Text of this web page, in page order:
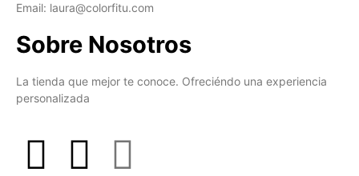
Email: laura@colorfitu.com
Sobre Nosotros
La tienda que mejor te conoce. Ofreciéndo una experiencia
personalizada